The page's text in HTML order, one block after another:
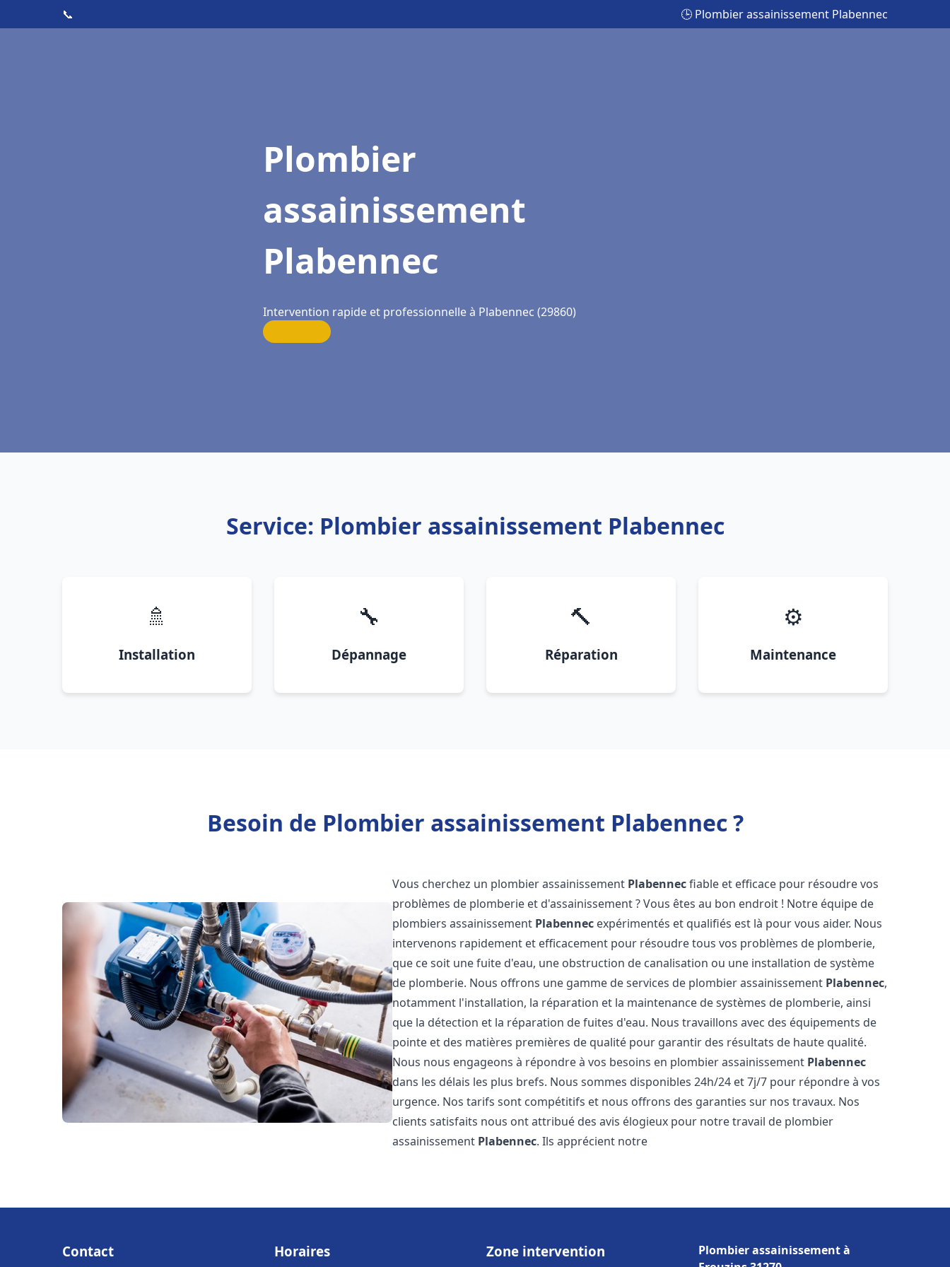
📞 🕒 Plombier assainissement Plabennec
Plombier
assainissement
Plabennec
Intervention rapide et professionnelle à Plabennec (29860)
Service: Plombier assainissement Plabennec
🚿
Installation
🔧
Dépannage
🔨
Réparation
⚙️
Maintenance
Besoin de Plombier assainissement Plabennec ?
Vous cherchez un plombier assainissement Plabennecfiable et efficace pour résoudre vos
problèmes de plomberie et d'assainissement ? Vous êtes au bon endroit ! Notre équipe de
plombiers assainissement Plabennec expérimentés et qualifiés est là pour vous aider. Nous
intervenons rapidement et efficacement pour résoudre tous vos problèmes de plomberie,
que ce soit une fuite d'eau, une obstruction de canalisation ou une installation de système
de plomberie. Nous offrons une gamme de services de plombier assainissement Plabennec,
notamment l'installation, la réparation et la maintenance de systèmes de plomberie, ainsi
que la détection et la réparation de fuites d'eau. Nous travaillons avec des équipements de
pointe et des matières premières de qualité pour garantir des résultats de haute qualité.
Nous nous engageons à répondre à vos besoins en plombier assainissement Plabennec
dans les délais les plus brefs. Nous sommes disponibles 24h/24 et 7j/7 pour répondre à vos
urgence. Nos tarifs sont compétitifs et nous offrons des garanties sur nos travaux. Nos
clients satisfaits nous ont attribué des avis élogieux pour notre travail de plombier
assainissement Plabennec. Ils apprécient notre
Contact Horaires Zone intervention
Plombier assainissement à